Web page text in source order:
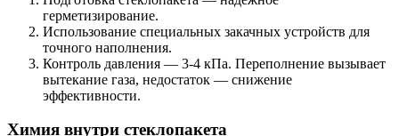
герметизирование.
Использование специальных закачных устройств для
точного наполнения.
Контроль давления — 3-4 кПа. Переполнение вызывает
вытекание газа, недостаток — снижение
эффективности.
Химия внутри стеклопакета